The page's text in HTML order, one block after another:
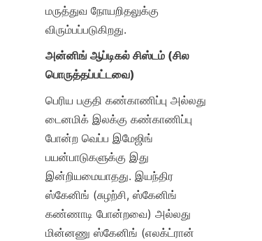
மருத்துவ நோயறிதலுக்கு
விரும்பப்படுகிறது.
அன்னிங் ஆப்டிகல் சிஸ்டம் (சில
பொருத்தப்பட்டவை)
பெரிய பகுதி கண்காணிப்பு அல்லது
டைனமிக் இலக்கு கண்காணிப்பு
போன்ற வெப்ப இமேஜிங்
பயன்பாடுகளுக்கு இது
இன்றியமையாதது. இயந்திர
ஸ்கேனிங் (சுழற்சி, ஸ்கேனிங்
கண்ணாடி போன்றவை) அல்லது
மின்னணு ஸ்கேனிங் (எலக்ட்ரான்